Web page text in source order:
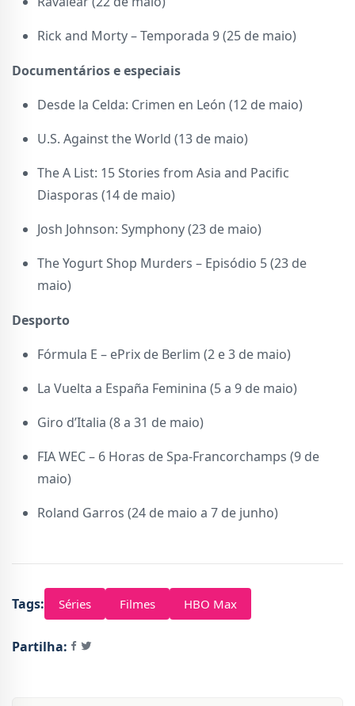
Rick and Morty – Temporada 9 (25 de maio)
Documentários e especiais
Desde la Celda: Crimen en León (12 de maio)
U.S. Against the World (13 de maio)
The A List: 15 Stories from Asia and Pacific
Diasporas (14 de maio)
Josh Johnson: Symphony (23 de maio)
The Yogurt Shop Murders – Episódio 5 (23 de
maio)
Desporto
Fórmula E – ePrix de Berlim (2 e 3 de maio)
La Vuelta a España Feminina (5 a 9 de maio)
Giro d’Italia (8 a 31 de maio)
FIA WEC – 6 Horas de Spa-Francorchamps (9 de
maio)
Roland Garros (24 de maio a 7 de junho)
Tags: Séries Filmes HBO Max
Partilha: